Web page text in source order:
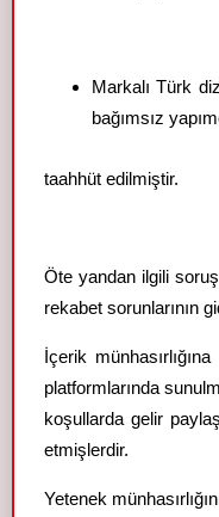
Markalı Türk
bağımsız
taahhüt edilmiştir.
Öte yandan ilgili
rekabet sorunlarının
İçerik
platformlarında
koşullarda gelir
etmişlerdir.
Yetenek